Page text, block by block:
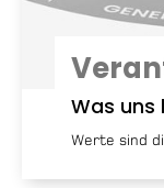
Was
Werte sind